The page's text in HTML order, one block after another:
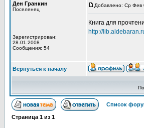
Ден Гранкин
Поселенец
Зарегистрирован:
28.01.2008
Сообщения: 54
Добавлено: Ср Фев
Книга для
http://
Вернуться к началу
Список
Страница 1 из 1